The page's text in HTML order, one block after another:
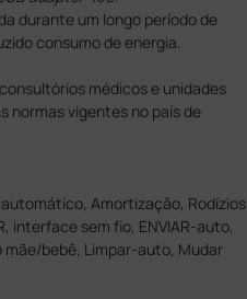
durante um longo período de
consumo de energia.
médicos e unidades
normas vigentes no país de
Amortização, Rodízios
interface sem fio, ENVIAR-auto,
mãe/bebê, Limpar-auto, Mudar